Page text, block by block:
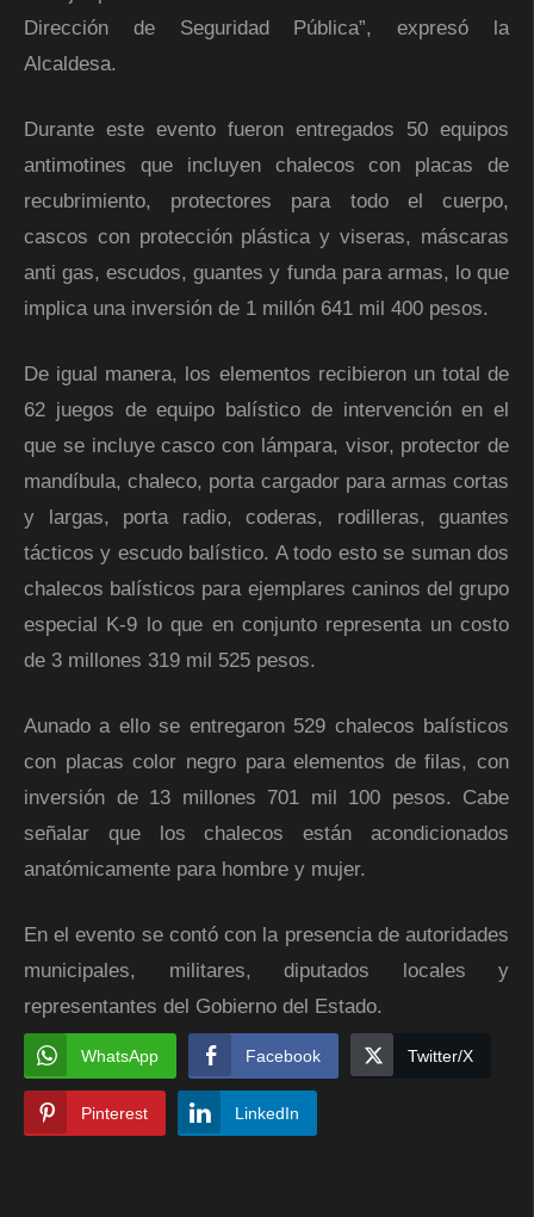
Dirección de Seguridad Pública”, expresó la
Alcaldesa.
Durante este evento fueron entregados 50 equipos
antimotines que incluyen chalecos con placas de
recubrimiento, protectores para todo el cuerpo,
cascos con protección plástica y viseras, máscaras
anti gas, escudos, guantes y funda para armas, lo que
implica una inversión de 1 millón 641 mil 400 pesos.
De igual manera, los elementos recibieron un total de
62 juegos de equipo balístico de intervención en el
que se incluye casco con lámpara, visor, protector de
mandíbula, chaleco, porta cargador para armas cortas
y largas, porta radio, coderas, rodilleras, guantes
tácticos y escudo balístico. A todo esto se suman dos
chalecos balísticos para ejemplares caninos del grupo
especial K-9 lo que en conjunto representa un costo
de 3 millones 319 mil 525 pesos.
Aunado a ello se entregaron 529 chalecos balísticos
con placas color negro para elementos de filas, con
inversión de 13 millones 701 mil 100 pesos. Cabe
señalar que los chalecos están acondicionados
anatómicamente para hombre y mujer.
En el evento se contó con la presencia de autoridades
municipales, militares, diputados locales y
representantes del Gobierno del Estado.
WhatsApp Facebook Twitter/X
Pinterest LinkedIn